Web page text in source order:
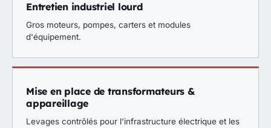
Entretien industriel lourd
Gros moteurs, pompes, carters et modules
d'équipement.
Mise en place de transformateurs &
appareillage
Levages contrôlés pour l'infrastructure électrique et les